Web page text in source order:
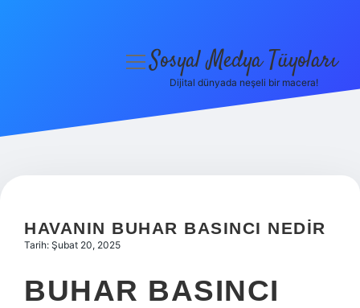
Hakkımızda
menüyüSosyal Medya Tüyoları
Dijital dünyada neşeli bir macera!
HAVANIN BUHAR BASINCI NEDIR
Tarih: Şubat 20, 2025
BUHAR BASINCI